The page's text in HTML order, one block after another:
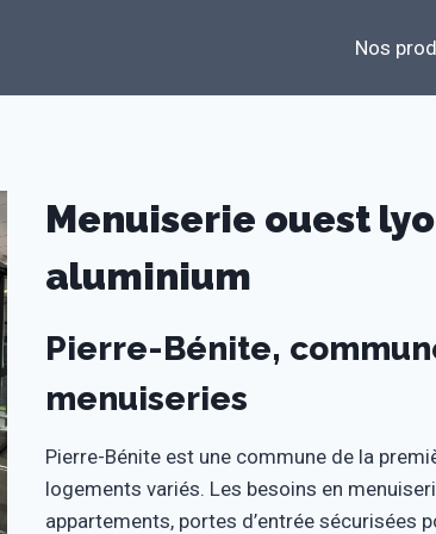
Nos
Menuiserie ouest
aluminium
Pierre-Bénite,
menuiseries
Pierre-Bénite est une commune de la
logements variés. Les besoins en
appartements, portes d’entrée sécurisées